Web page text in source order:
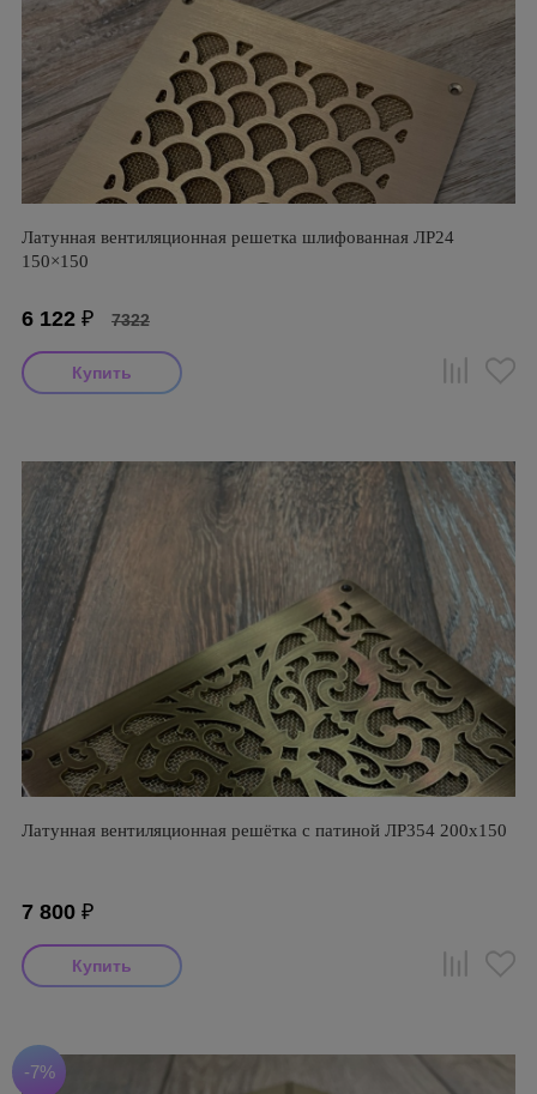
Латунная вентиляционная решетка шлифованная ЛР24
150×150
6 122 ₽ 7322
Латунная вентиляционная решётка с патиной ЛР354 200х150
7 800 ₽
-7%